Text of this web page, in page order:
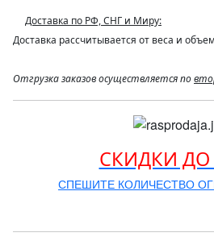
Доставка по РФ, СНГ и Миру:
Доставка рассчитывается от веса и
Отгрузка заказов осуществляется по
СКИДКИ ДО
СПЕШИТЕ КОЛИЧЕСТВО